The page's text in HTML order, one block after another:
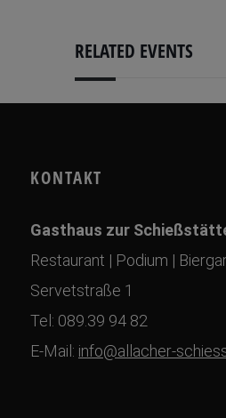
RELATED EVENTS
KONTAKT
Gasthaus zur
Restaurant | Podium |
Servetstraße 1
Tel: 089.39 94 82
E-Mail: info@allacher-